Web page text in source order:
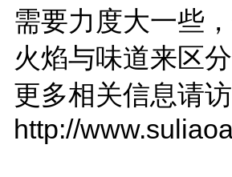
需要力度大一些
火焰与味道来区分
更多相关信息请访
http://